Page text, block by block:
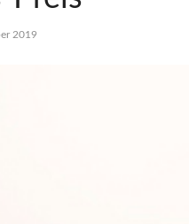
2019